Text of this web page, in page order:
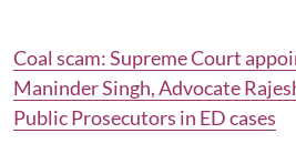
Coal scam: Supreme Court
Maninder Singh, Advocate
Public Prosecutors in ED cases